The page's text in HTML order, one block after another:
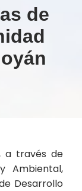
de
a través de
Ambiental,
Desarrollo